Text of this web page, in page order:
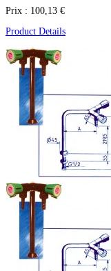
Prix : 100,13 €
Product Details